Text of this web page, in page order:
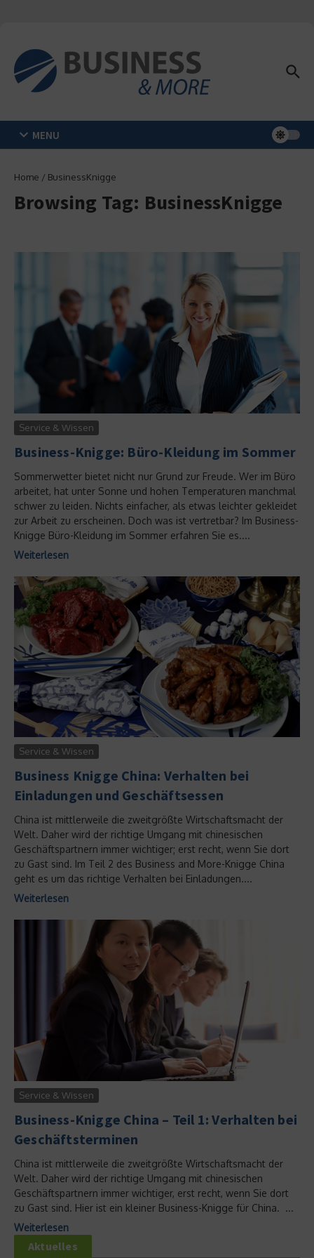
MENU
Home / BusinessKnigge
Browsing Tag: BusinessKnigge
Service & Wissen
Business-Knigge: Büro-Kleidung im Sommer
Sommerwetter bietet nicht nur Grund zur Freude. Wer im Büro
arbeitet, hat unter Sonne und hohen Temperaturen manchmal
schwer zu leiden. Nichts einfacher, als etwas leichter gekleidet
zur Arbeit zu erscheinen. Doch was ist vertretbar? Im Business-
Knigge Büro-Kleidung im Sommer erfahren Sie es....
Weiterlesen
Service & Wissen
Business Knigge China: Verhalten bei
Einladungen und Geschäftsessen
China ist mittlerweile die zweitgrößte Wirtschaftsmacht der
Welt. Daher wird der richtige Umgang mit chinesischen
Geschäftspartnern immer wichtiger; erst recht, wenn Sie dort
zu Gast sind. Im Teil 2 des Business and More-Knigge China
geht es um das richtige Verhalten bei Einladungen....
Weiterlesen
Service & Wissen
Business-Knigge China – Teil 1: Verhalten bei
Geschäftsterminen
China ist mittlerweile die zweitgrößte Wirtschaftsmacht der
Welt. Daher wird der richtige Umgang mit chinesischen
Geschäftspartnern immer wichtiger, erst recht, wenn Sie dort
zu Gast sind. Hier ist ein kleiner Business-Knigge für China. ...
Weiterlesen
Aktuelles